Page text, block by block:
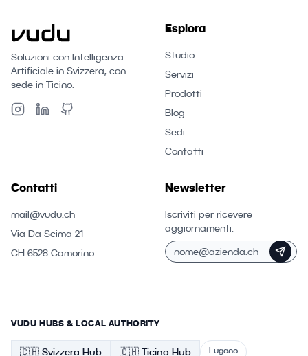
Soluzioni con Intelligenza
Artificiale in Svizzera, con
sede in Ticino.
Esplora
Studio
Servizi
Prodotti
Blog
Sedi
Contatti
Contatti
mail@vudu.ch
Via Da Scima 21
CH-6528 Camorino
Newsletter
Iscriviti per ricevere
aggiornamenti.
VUDU HUBS & LOCAL AUTHORITY
🇨🇭 Svizzera Hub 🇨🇭 Ticino Hub Lugano